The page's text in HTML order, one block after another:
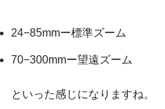
24−85mmー標準ズーム
70−300mmー望遠ズーム
といった感じになりますね。